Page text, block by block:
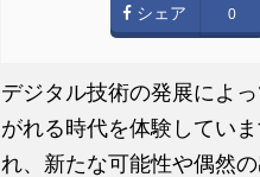
シェア 0
デジタル技術の発展によ
がれる時代を体験してい
れ、新たな可能性や偶然